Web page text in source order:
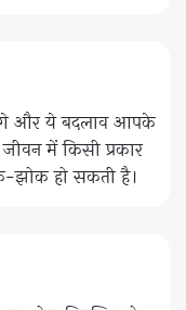
और ये बदलाव आपके
में किसी प्रकार
झोक हो सकती है।